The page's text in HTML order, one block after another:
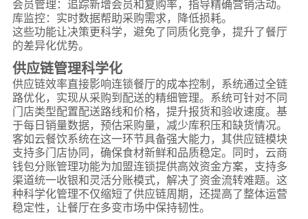
会员管理：追踪新增会员和复购率，指导精确营销活动。
库监控：实时数据帮助采购需求，降低损耗。
这些功能让决策更科学，避免了同质化竞争，提升了餐厅
的差异化优势。
供应链管理科学化
供应链效率直接影响连锁餐厅的成本控制，系统通过全链
路优化，实现从采购到配送的精细管理。系统可针对不同
门店类型配置配送路线和价格，提升报货和验收速度。基
于每日销量数据，预估采购量，减少库积压和缺货情况。
客如云餐饮系统在这一环节具备强大能力，其供应链模块
支持多门店协同，确保食材新鲜和品质稳定。同时，云商
钱包分账管理功能为加盟连锁提供高效资金方案，支持多
渠道统一收银和灵活分账模式，解决了资金流转难题。这
种科学化管理不仅缩短了供应链周期，还提高了整体运营
稳定性，让餐厅在多变市场中保持韧性。